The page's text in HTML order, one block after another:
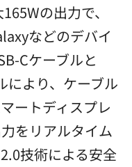
の出力で、
などのデバイ
Cケーブルと
により、ケーブル
ートディスプレ
をリアルタイム
技術による安全